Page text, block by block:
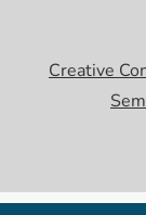
Creative